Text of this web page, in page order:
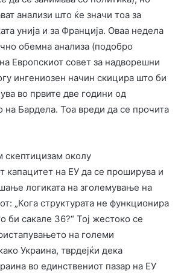
анализи што ќе значи тоа за
унија и за Франција. Оваа недела
обемна анализа (подобро
Европскиот совет за надворешни
ингениозен начин скицира што би
во првите две години од
на Бардела. Тоа вреди да се прочита
скептицизам околу
капацитет на ЕУ да се проширува и
логиката на зголемување на
„Кога структурата не функционира
би сакале 36?“ Тој жестоко се
на големи
Украина, тврдејќи дека
во единствениот пазар на ЕУ